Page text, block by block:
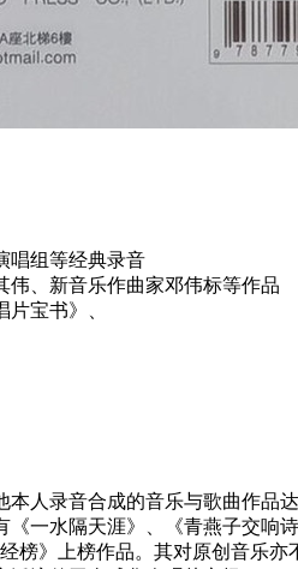
唱组等经典录音
伟、新音乐作曲家邓伟标等作品
宝书》、
本人录音合成的音乐与歌曲作品
一水隔天涯》、《青燕子交响诗
榜》上榜作品。其对原创音乐亦